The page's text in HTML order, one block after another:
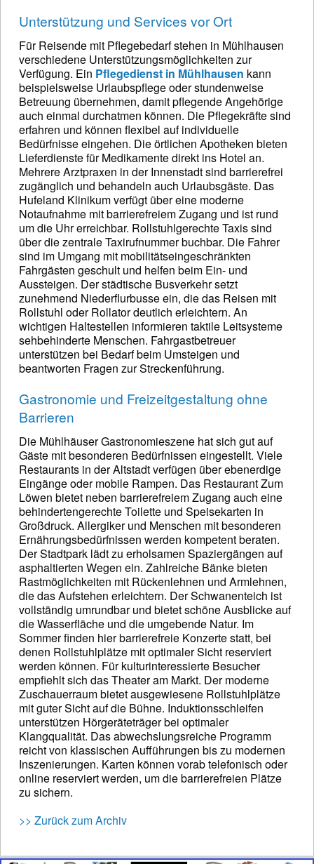
Unterstützung und Services vor Ort
Für Reisende mit Pflegebedarf stehen in Mühlhausen
verschiedene Unterstützungsmöglichkeiten zur
Verfügung. Ein Pflegedienst in Mühlhausen kann
beispielsweise Urlaubspflege oder stundenweise
Betreuung übernehmen, damit pflegende Angehörige
auch einmal durchatmen können. Die Pflegekräfte sind
erfahren und können flexibel auf individuelle
Bedürfnisse eingehen. Die örtlichen Apotheken bieten
Lieferdienste für Medikamente direkt ins Hotel an.
Mehrere Arztpraxen in der Innenstadt sind barrierefrei
zugänglich und behandeln auch Urlaubsgäste. Das
Hufeland Klinikum verfügt über eine moderne
Notaufnahme mit barrierefreiem Zugang und ist rund
um die Uhr erreichbar. Rollstuhlgerechte Taxis sind
über die zentrale Taxirufnummer buchbar. Die Fahrer
sind im Umgang mit mobilitätseingeschränkten
Fahrgästen geschult und helfen beim Ein- und
Aussteigen. Der städtische Busverkehr setzt
zunehmend Niederflurbusse ein, die das Reisen mit
Rollstuhl oder Rollator deutlich erleichtern. An
wichtigen Haltestellen informieren taktile Leitsysteme
sehbehinderte Menschen. Fahrgastbetreuer
unterstützen bei Bedarf beim Umsteigen und
beantworten Fragen zur Streckenführung.
Gastronomie und Freizeitgestaltung ohne
Barrieren
Die Mühlhäuser Gastronomieszene hat sich gut auf
Gäste mit besonderen Bedürfnissen eingestellt. Viele
Restaurants in der Altstadt verfügen über ebenerdige
Eingänge oder mobile Rampen. Das Restaurant Zum
Löwen bietet neben barrierefreiem Zugang auch eine
behindertengerechte Toilette und Speisekarten in
Großdruck. Allergiker und Menschen mit besonderen
Ernährungsbedürfnissen werden kompetent beraten.
Der Stadtpark lädt zu erholsamen Spaziergängen auf
asphaltierten Wegen ein. Zahlreiche Bänke bieten
Rastmöglichkeiten mit Rückenlehnen und Armlehnen,
die das Aufstehen erleichtern. Der Schwanenteich ist
vollständig umrundbar und bietet schöne Ausblicke auf
die Wasserfläche und die umgebende Natur. Im
Sommer finden hier barrierefreie Konzerte statt, bei
denen Rollstuhlplätze mit optimaler Sicht reserviert
werden können. Für kulturinteressierte Besucher
empfiehlt sich das Theater am Markt. Der moderne
Zuschauerraum bietet ausgewiesene Rollstuhlplätze
mit guter Sicht auf die Bühne. Induktionsschleifen
unterstützen Hörgeräteträger bei optimaler
Klangqualität. Das abwechslungsreiche Programm
reicht von klassischen Aufführungen bis zu modernen
Inszenierungen. Karten können vorab telefonisch oder
online reserviert werden, um die barrierefreien Plätze
zu sichern.
>> Zurück zum Archiv